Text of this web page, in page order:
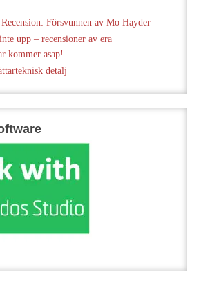
Recension: Försvunnen av Mo Hayder
upp – recensioner av era
kommer asap!
detalj